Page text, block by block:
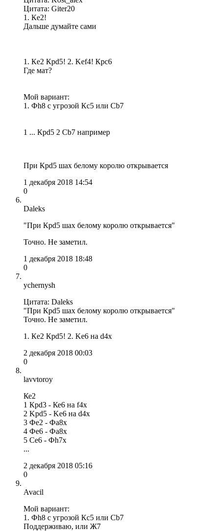
Цитата: Giter20
1. Кe2!
Дальше думайте сами
1. Кe2 Крd5! 2. Kef4! Крc6
Где мат?
Мой вариант:
1. Фh8 с угрозой Кс5 или Сb7
1 ... Крd5 2 Cb7 например
При Крd5 шах белому королю открывается
1 декабря 2018 14:54
0
Daleks
"При Крd5 шах белому королю открывается"
Точно. Не заметил.
1 декабря 2018 18:48
0
ychernysh
Цитата: Daleks
"При Крd5 шах белому королю открывается"
Точно. Не заметил.
1. Кe2 Крd5! 2. Ke6 на d4x
2 декабря 2018 00:03
0
lavvtoroy
Ке2
1 Крd3 - Ке6 на f4x
2 Kpd5 - Ke6 на d4x
3 Фе2 - Фа8х
4 Фе6 - Фа8х
5 Се6 - Фh7x
...
2 декабря 2018 05:16
0
Avacil
Мой вариант:
1. Фh8 с угрозой Кс5 или Сb7
Поддерживаю, или Ж7